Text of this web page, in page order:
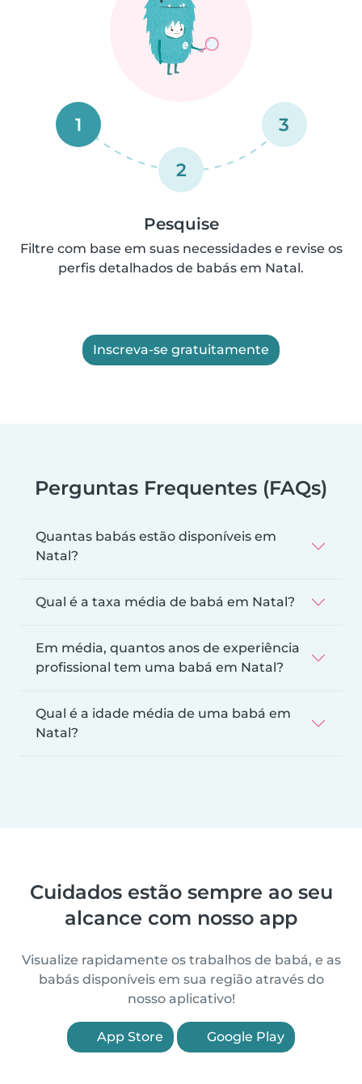
1
2
3
Pesquise
Filtre com base em suas necessidades e revise os
perfis detalhados de babás em Natal.
Inscreva-se gratuitamente
Perguntas Frequentes (FAQs)
Quantas babás estão disponíveis em
Natal?
Qual é a taxa média de babá em Natal?
Em média, quantos anos de experiência
profissional tem uma babá em Natal?
Qual é a idade média de uma babá em
Natal?
Cuidados estão sempre ao seu
alcance com nosso app
Visualize rapidamente os trabalhos de babá, e as
babás disponíveis em sua região através do
nosso aplicativo!
App Store Google Play